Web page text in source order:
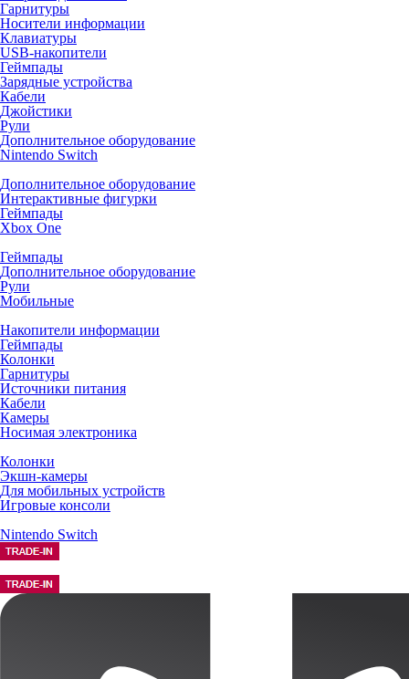
Гарнитуры
Носители информации
Клавиатуры
USB-накопители
Геймпады
Зарядные устройства
Кабели
Джойстики
Рули
Дополнительное оборудование
Nintendo Switch
Дополнительное оборудование
Интерактивные фигурки
Геймпады
Xbox One
Геймпады
Дополнительное оборудование
Рули
Мобильные
Накопители информации
Геймпады
Колонки
Гарнитуры
Источники питания
Кабели
Камеры
Носимая электроника
Колонки
Экшн-камеры
Для мобильных устройств
Игровые консоли
Nintendo Switch